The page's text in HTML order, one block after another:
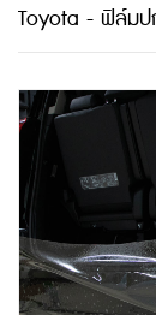
Toyota - ฟิล์มป